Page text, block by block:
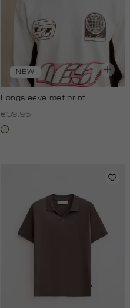
NEW
Longsleeve met print
€39.95
wit,